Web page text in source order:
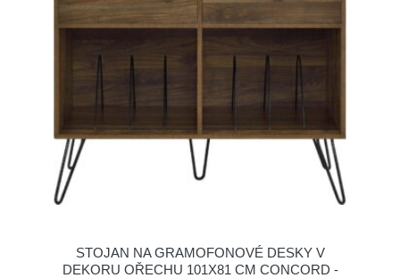
STOJAN NA GRAMOFONOVÉ DESKY V
DEKORU OŘECHU 101X81 CM CONCORD -